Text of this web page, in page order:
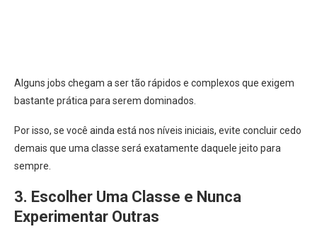
Alguns jobs chegam a ser tão rápidos e complexos que exigem
bastante prática para serem dominados.
Por isso, se você ainda está nos níveis iniciais, evite concluir cedo
demais que uma classe será exatamente daquele jeito para
sempre.
3. Escolher Uma Classe e Nunca
Experimentar Outras